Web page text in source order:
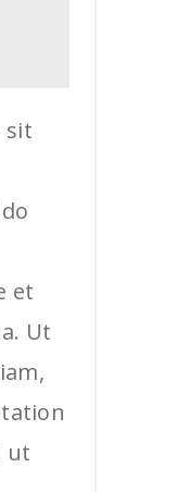
sit
et
Ut
ut